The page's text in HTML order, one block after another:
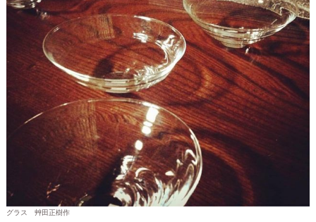
グラス 艸田正樹作